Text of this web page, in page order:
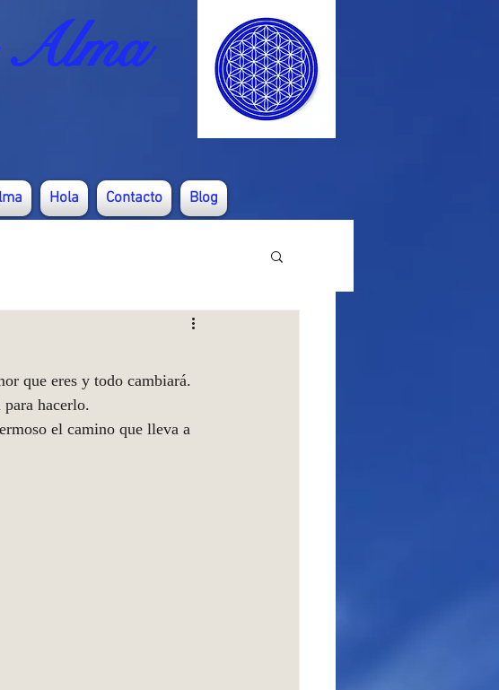
Alma
Hola Contacto Blog
hacerlo.